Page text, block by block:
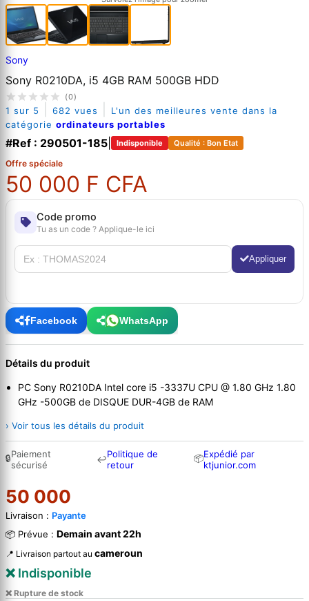
Sony
Sony R0210DA, i5 4GB RAM 500GB HDD
(0)
1 sur 5 682 vues
L'un des meilleures vente dans la
catégorie ordinateurs portables
#Ref : 290501-185 Indisponible Qualité : Bon Etat
Offre spéciale
50 000 F CFA
Code promo
Tu as un code ? Applique-le ici
Appliquer
Facebook WhatsApp
Détails du produit
PC Sony R0210DA Intel core i5 -3337U CPU @ 1.80 GHz 1.80
GHz -500GB de DISQUE DUR-4GB de RAM
› Voir tous les détails du produit
🔒Paiement
sécurisé
↩Politique de
retour
📦Expédié par
ktjunior.com
50 000
Livraison : Payante
📦 Prévue : Demain avant 22h
📍 Livraison partout au cameroun
❌ Indisponible
❌ Rupture de stock